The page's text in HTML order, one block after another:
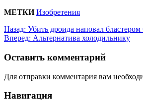
МЕТКИИзобретения
Назад: Убить дроида наповал бластером
Вперед: Альтернатива холодильнику
Оставить комментарий
Для отправки комментария вам
Навигация